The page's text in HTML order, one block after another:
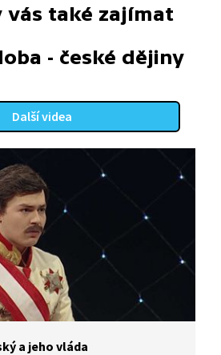
vás také zajímat
- české dějiny
Další videa
a jeho vláda